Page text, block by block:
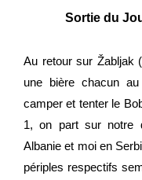
Sortie du
Au retour sur Žabljak
une bière chacun
camper et tenter le
1, on part sur notre
Albanie et moi en
périples respectifs